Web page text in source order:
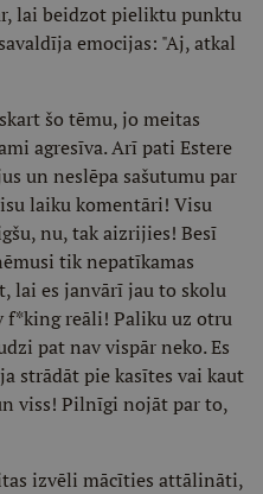
lai beidzot pieliktu punktu
emocijas: "Aj, atkal
šo tēmu, jo meitas
agresīva. Arī pati Estere
un neslēpa sašutumu par
laiku komentāri! Visu
nu, tak aizrijies! Besī
tik nepatīkamas
lai es janvārī jau to skolu
f*king reāli! Paliku uz otru
pat nav vispār neko. Es
strādāt pie kasītes vai kaut
viss! Pilnīgi nojāt par to,
izvēli mācīties attālināti,